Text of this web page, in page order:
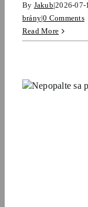
By Jakub|2026-
brány|0 Comments
Read More